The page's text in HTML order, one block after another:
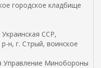
ы
)
городское кладбище
ССР,
н, г. Стрый, воинское
Управление Минобороны